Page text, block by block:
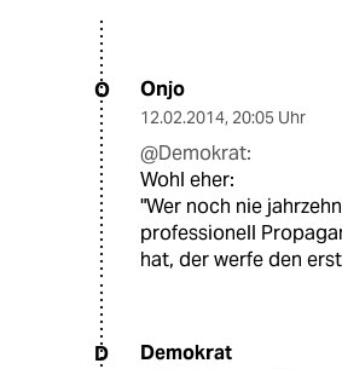
O Onjo
12.02.2014, 20:05 Uhr
@Demokrat:
Wohl eher:
"Wer noch nie
professionell
hat, der werfe den
D Demokrat